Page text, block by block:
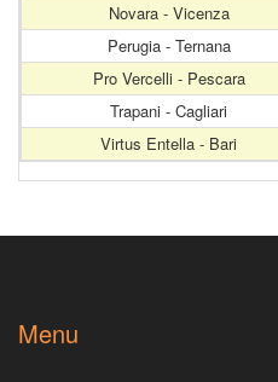
Novara - Vicenza
Perugia - Ternana
Pro Vercelli - Pescara
Trapani - Cagliari
Virtus Entella - Bari
Menu